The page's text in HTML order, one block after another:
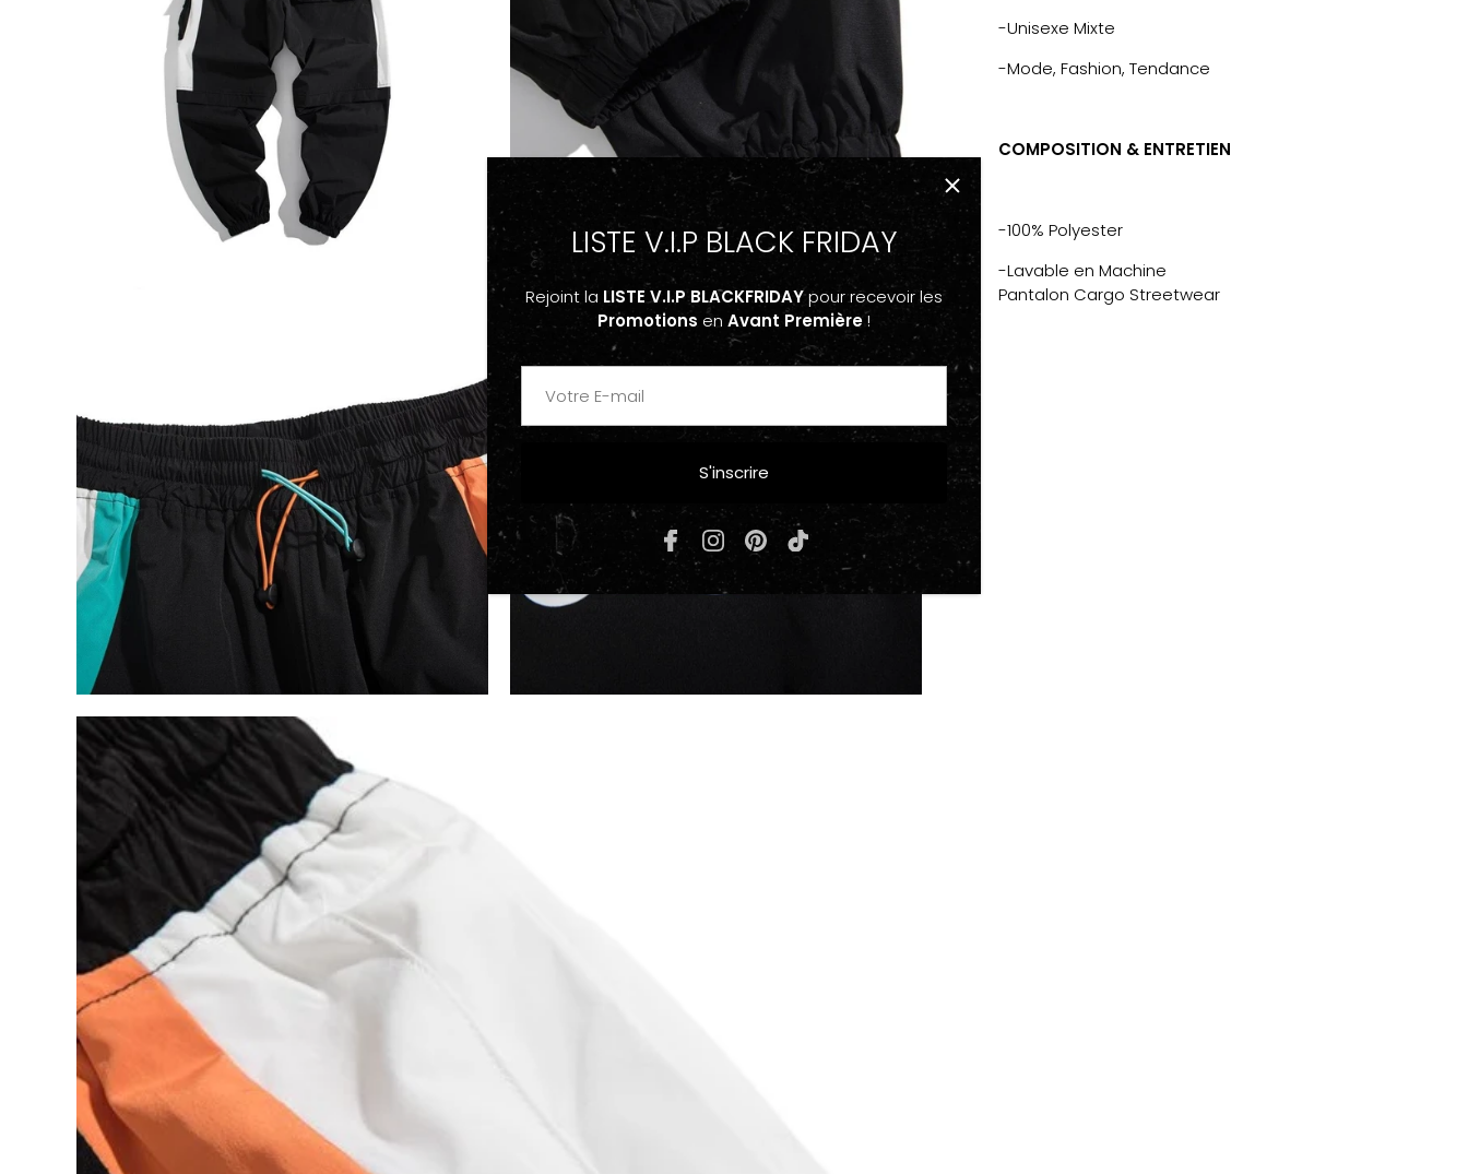
-Unisexe Mixte
-Mode, Fashion, Tendance
COMPOSITION & ENTRETIEN
-100% Polyester
-Lavable en Machine
Pantalon Cargo Streetwear
LISTE V.I.P BLACK FRIDAY
Rejoint la LISTE V.I.P BLACKFRIDAYpour recevoir les
Promotions en Avant Première!
S'inscrire